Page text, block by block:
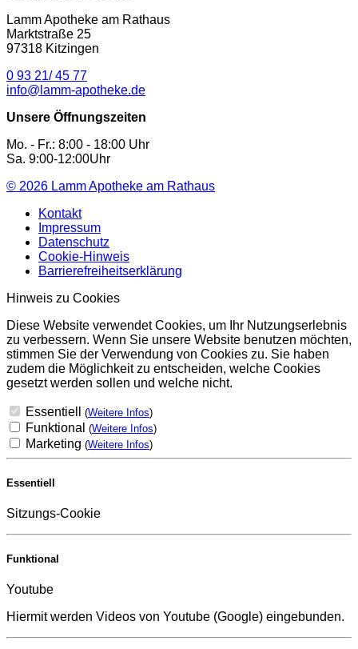
Lamm Apotheke am Rathaus
Marktstraße 25
97318 Kitzingen
0 93 21/ 45 77
info@lamm-apotheke.de
Unsere Öffnungszeiten
Mo. - Fr.: 8:00 - 18:00 Uhr
Sa. 9:00-12:00Uhr
© 2026 Lamm Apotheke am Rathaus
Kontakt
Impressum
Datenschutz
Cookie-Hinweis
Barrierefreiheitserklärung
Hinweis zu Cookies
Diese Website verwendet Cookies, um Ihr Nutzungserlebnis
zu verbessern. Wenn Sie unsere Website benutzen möchten,
stimmen Sie der Verwendung von Cookies zu. Sie haben
zudem die Möglichkeit zu entscheiden, welche Cookies
gesetzt werden sollen und welche nicht.
Essentiell (Weitere Infos)
Funktional (Weitere Infos)
Marketing (Weitere Infos)
Essentiell
Sitzungs-Cookie
Funktional
Youtube
Hiermit werden Videos von Youtube (Google) eingebunden.